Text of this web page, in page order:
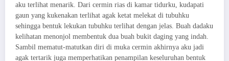
aku terlihat menarik. Dari cermin rias di kamar tidurku, kudapati
gaun yang kukenakan terlihat agak ketat melekat di tubuhku
sehingga bentuk lekukan tubuhku terlihat dengan jelas. Buah dadaku
kelihatan menonjol membentuk dua buah bukit daging yang indah.
Sambil mematut-matutkan diri di muka cermin akhirnya aku jadi
agak tertarik juga memperhatikan penampilan keseluruhan bentuk